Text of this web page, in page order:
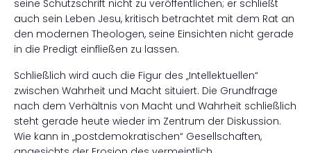
seine Schutzschrift nicht zu veröffentlichen; er schließt
auch sein Leben Jesu, kritisch betrachtet mit dem Rat an
den modernen Theologen, seine Einsichten nicht gerade
in die Predigt einfließen zu lassen.
Schließlich wird auch die Figur des „Intellektuellen“
zwischen Wahrheit und Macht situiert. Die Grundfrage
nach dem Verhältnis von Macht und Wahrheit schließlich
steht gerade heute wieder im Zentrum der Diskussion.
Wie kann in „postdemokratischen“ Gesellschaften,